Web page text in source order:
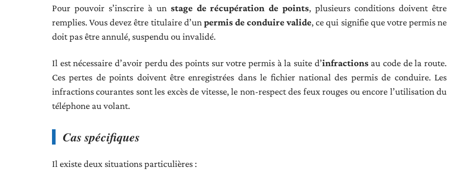
Pour pouvoir s’inscrire à un stage de récupération de points, plusieurs conditions doivent être
remplies. Vous devez être titulaire d’un permis de conduire valide, ce qui signifie que votre permis ne
doit pas être annulé, suspendu ou invalidé.
Il est nécessaire d’avoir perdu des points sur votre permis à la suite d’infractionsau code de la route.
Ces pertes de points doivent être enregistrées dans le fichier national des permis de conduire. Les
infractions courantes sont les excès de vitesse, le non-respect des feux rouges ou encore l’utilisation du
téléphone au volant.
Cas spécifiques
Il existe deux situations particulières :